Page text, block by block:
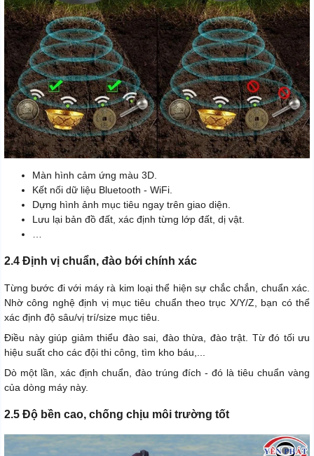
Màn hình cảm ứng màu 3D.
Kết nối dữ liệu Bluetooth - WiFi.
Dựng hình ảnh mục tiêu ngay trên giao diện.
Lưu lại bản đồ đất, xác định từng lớp đất, dị vật.
…
2.4 Định vị chuẩn, đào bới chính xác
Từng bước đi với máy rà kim loại thể hiện sự chắc chắn, chuẩn xác.
Nhờ công nghệ định vị mục tiêu chuẩn theo trục X/Y/Z, bạn có thể
xác định độ sâu/vị trí/size mục tiêu.
Điều này giúp giảm thiểu đào sai, đào thừa, đào trật. Từ đó tối ưu
hiệu suất cho các đội thi công, tìm kho báu,...
Dò một lần, xác định chuẩn, đào trúng đích - đó là tiêu chuẩn vàng
của dòng máy này.
2.5 Độ bền cao, chống chịu môi trường tốt